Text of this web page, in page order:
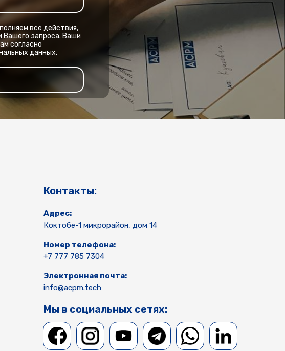
все действия,
Вашего запроса. Ваши
согласно
данных.
Контакты:
Адрес:
Коктобе-1 микрорайон, дом 14
Номер телефона:
+7 777 785 7304
Электронная почта:
info@acpm.tech
Мы в социальных сетях: